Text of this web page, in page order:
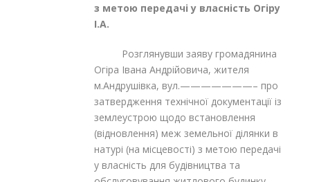
з метою передачі у власність Огіру
І.А.
Розглянувши заяву громадянина
Огіра Івана Андрійовича, жителя
м.Андрушівка, вул.———————– про
затвердження технічної документації із
землеустрою щодо встановлення
(відновлення) меж земельної ділянки в
натурі (на місцевості) з метою передачі
у власність для будівництва та